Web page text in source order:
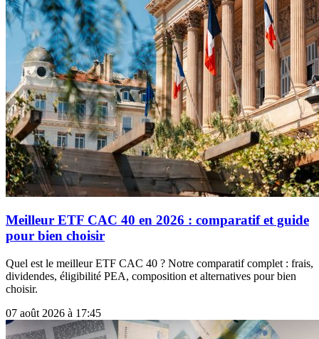
Meilleur ETF CAC 40 en 2026 : comparatif et guide
pour bien choisir
Quel est le meilleur ETF CAC 40 ? Notre comparatif complet : frais,
dividendes, éligibilité PEA, composition et alternatives pour bien
choisir.
07 août 2026 à 17:45